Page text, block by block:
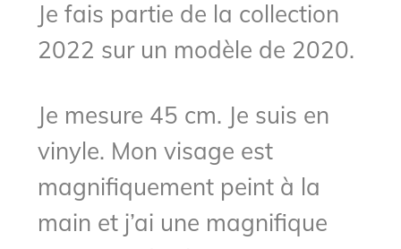
Je fais partie de la collection
2022 sur un modèle de 2020.
Je mesure 45 cm. Je suis en
vinyle. Mon visage est
magnifiquement peint à la
main et j’ai une magnifique